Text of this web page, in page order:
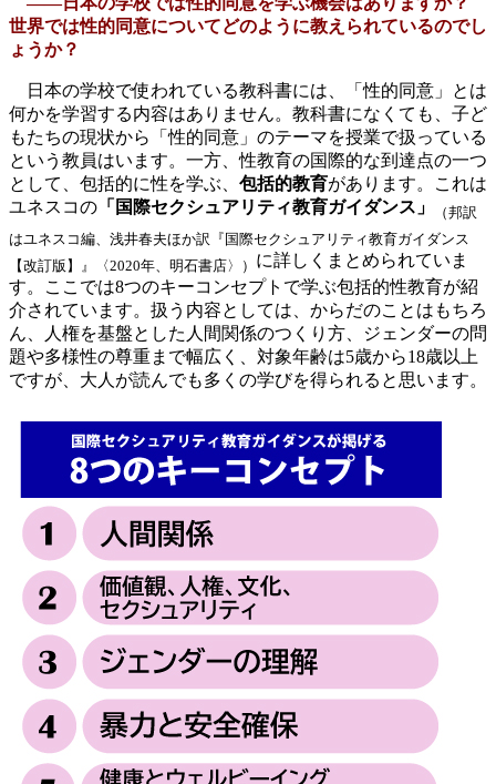
世界では性的同意についてどのように教えられているのでし
ょうか？
日本の学校で使われている教科書には、「性的同意」とは
何かを学習する内容はありません。教科書になくても、子ど
もたちの現状から「性的同意」のテーマを授業で扱っている
という教員はいます。一方、性教育の国際的な到達点の一つ
として、包括的に性を学ぶ、 包括的教育があります。これは
ユネスコの 「国際セクシュアリティ教育ガイダンス」
（邦訳
はユネスコ編、浅井春夫ほか訳『国際セクシュアリティ教育ガイダンス
【改訂版】』〈2020年、明石書店〉） に詳しくまとめられていま
す。ここでは8つのキーコンセプトで学ぶ包括的性教育が紹
介されています。扱う内容としては、からだのことはもちろ
ん、人権を基盤とした人間関係のつくり方、ジェンダーの問
題や多様性の尊重まで幅広く、対象年齢は5歳から18歳以上
ですが、大人が読んでも多くの学びを得られると思います。